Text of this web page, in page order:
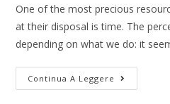
One of the most precious
at their disposal is time. The
depending on what we do: it
Continua A Leggere